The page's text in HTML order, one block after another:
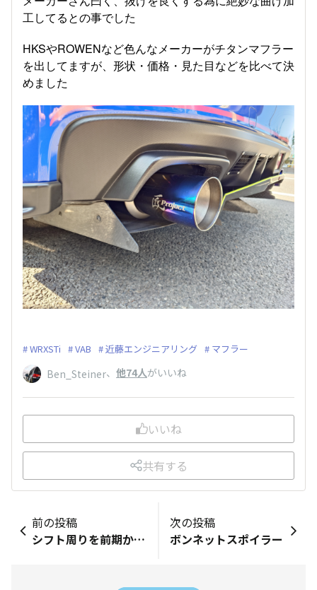
工してるとの事でした
HKSやROWENなど色んなメーカーがチタンマフラー
を出してますが、形状・価格・見た目などを比べて決
めました
WRXSTi VAB 近藤エンジニアリング マフラー
Ben_Steiner、 他74人がいいね
いいね
共有する
前の投稿
シフト周りを前期から後期化
次の投稿
ボンネットスポイラー